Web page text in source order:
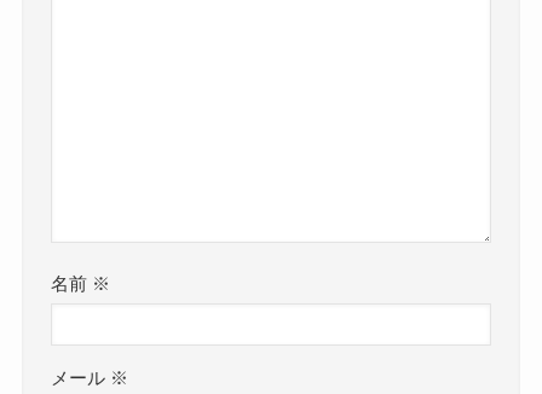
名前 ※
メール ※